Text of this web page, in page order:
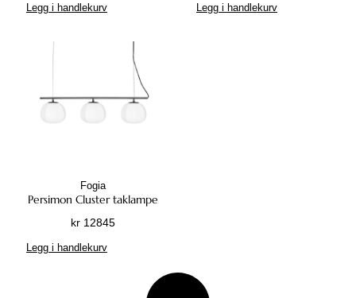
Legg i handlekurv Legg i handlekurv
Fogia
Persimon Cluster taklampe
kr 12845
Legg i handlekurv